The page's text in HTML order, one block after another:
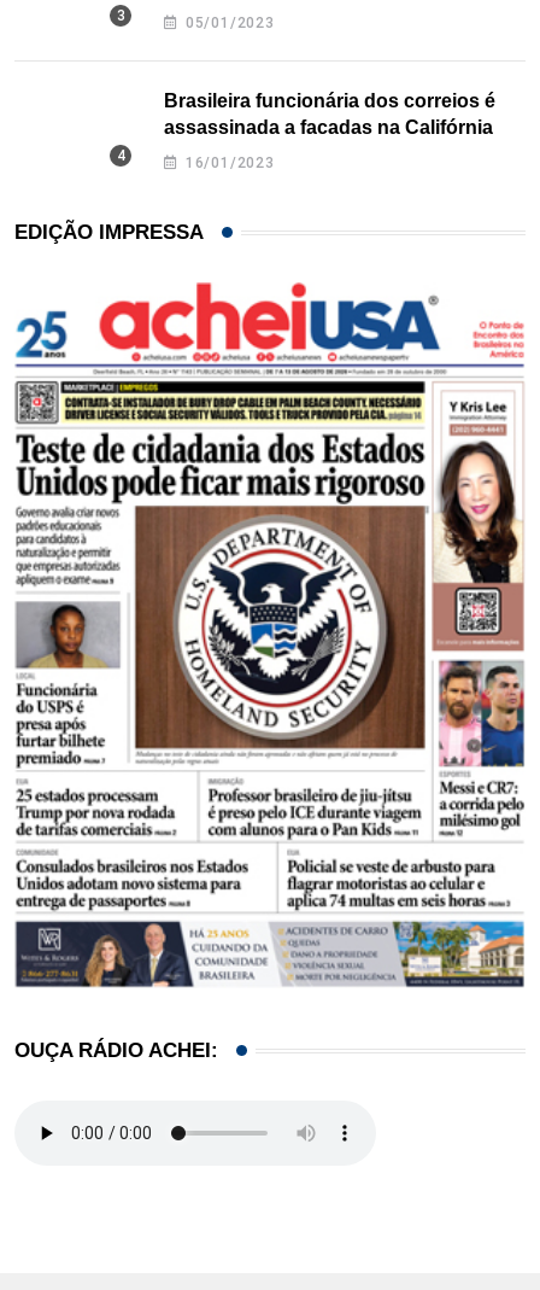
Texas
05/01/2023
Brasileira funcionária dos correios é
assassinada a facadas na Califórnia
16/01/2023
EDIÇÃO IMPRESSA
OUÇA RÁDIO ACHEI: